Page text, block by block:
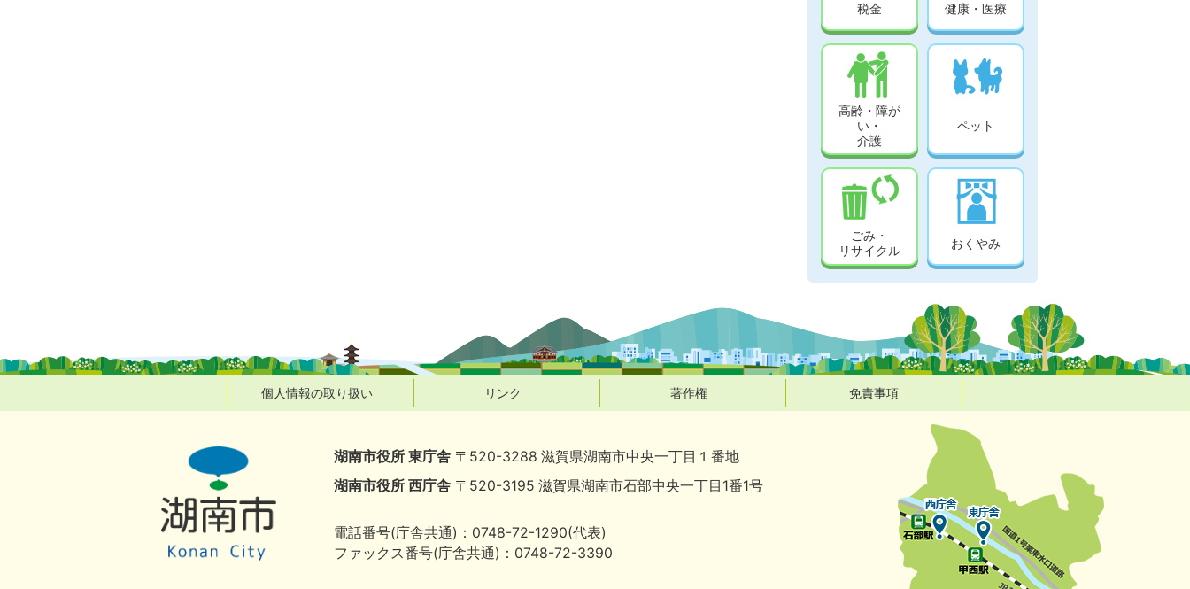
税金 健康・医療
高齢・障が
い・
介護
ペット
ごみ・
リサイクル
おくやみ
個人情報の取り扱い リンク 著作権 免責事項
湖南市役所 東庁舎 〒520-3288 滋賀県湖南市中央一丁目１番地
湖南市役所 西庁舎 〒520-3195 滋賀県湖南市石部中央一丁目1番1号
電話番号(庁舎共通)：0748-72-1290(代表)
ファックス番号(庁舎共通)：0748-72-3390